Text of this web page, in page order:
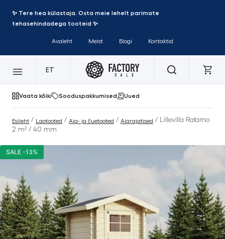
✨ Tere hea külastaja. Osta meie lehelt parimate
tehasehindadega tooteid ✨
Avaleht Meist Blogi Kontaktid
ET
Vaata kõiki Sooduspakkumised Uued
Esileht / Laotooted / Aia- ja õuetooted / Aiarajatised / Lillevilla Ratamo
2 m² / 40 mm
SALE -13%